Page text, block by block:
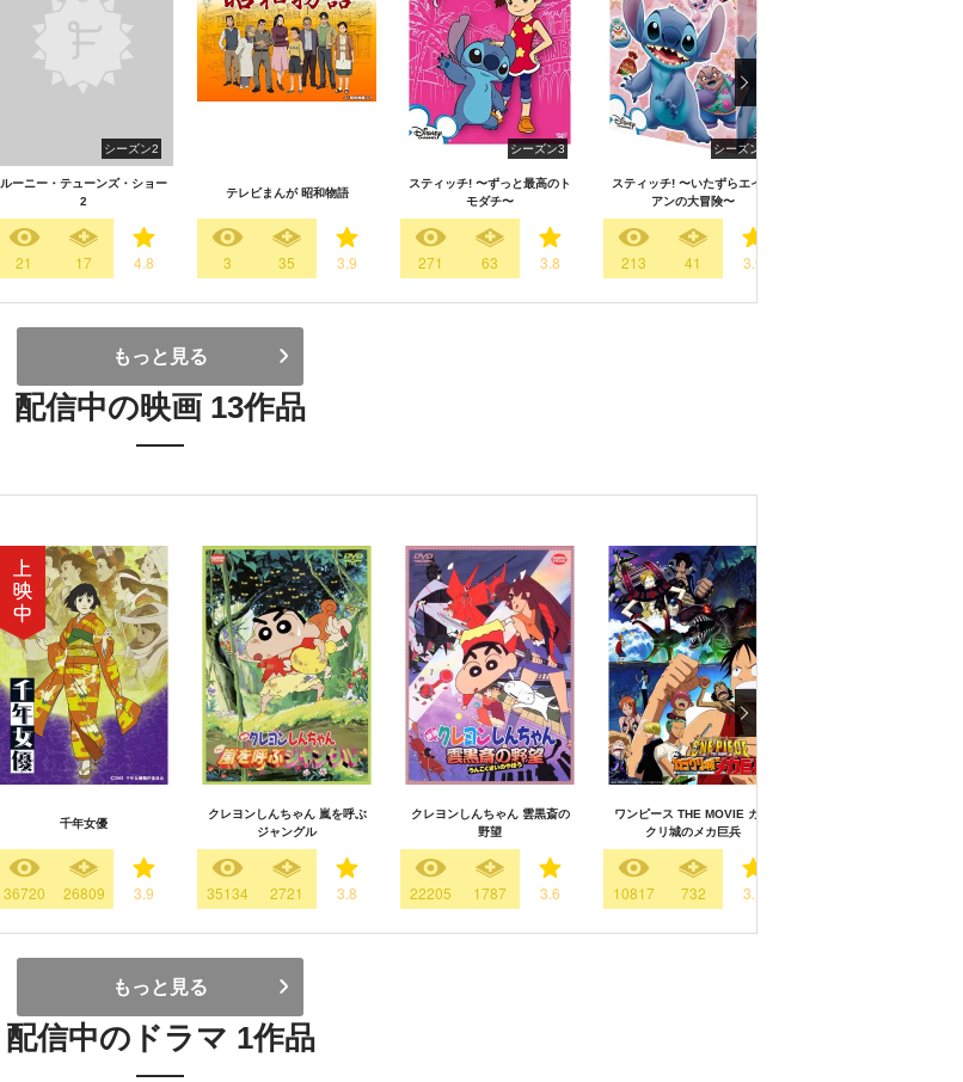
シーズン2
ルーニー・テューンズ・ショー
2
21 17 4.8
テレビまんが 昭和物語
3 35 3.9
シーズン3
スティッチ! 〜ずっと最高のト
モダチ〜
271 63 3.8
シーズン2
スティッチ! 〜いたずらエイリ
アンの大冒険〜
213 41 3.9
もっと見る
配信中の映画 13作品
千年女優
36720 26809 3.9
クレヨンしんちゃん 嵐を呼ぶ
ジャングル
35134 2721 3.8
クレヨンしんちゃん 雲黒斎の
野望
22205 1787 3.6
ワンピース THE MOVIE カラ
クリ城のメカ巨兵
10817 732 3.1
もっと見る
配信中のドラマ 1作品